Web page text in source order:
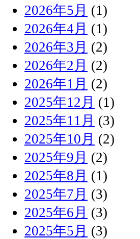
2026年5月 (1)
2026年4月 (1)
2026年3月 (2)
2026年2月 (2)
2026年1月 (2)
2025年12月 (1)
2025年11月 (3)
2025年10月 (2)
2025年9月 (2)
2025年8月 (1)
2025年7月 (3)
2025年6月 (3)
2025年5月 (3)